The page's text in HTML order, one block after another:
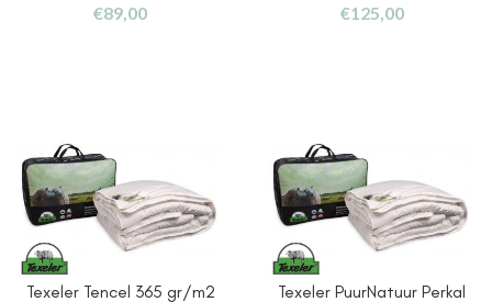
€89,00
€125,00
Texeler Tencel 365 gr/m2
Texeler PuurNatuur Perkal